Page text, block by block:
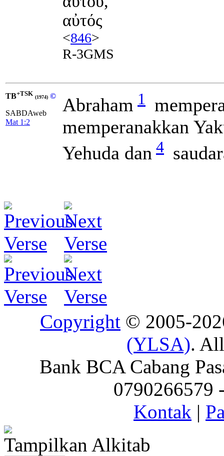
αὐτός
<846>
R-3GMS
TB+TSK (1974) ©
SABDAweb
Mat 1:2
Abraham 1
memperanakkan
Yehuda dan 4
Copyright © 2005-
(YLSA).
Bank BCA Cabang
0790266579
Kontak |
Tampilkan Alkitab